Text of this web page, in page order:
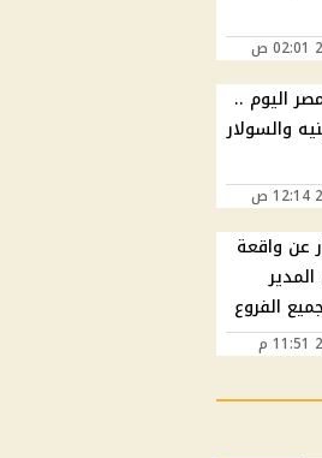
اليوم ..
80 بـ20.75 جنيه والسولار
عن واقعة
الفروع